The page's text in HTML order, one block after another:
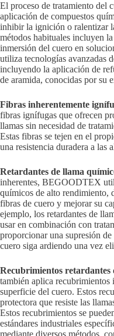
El proceso de tratamiento del
aplicación de compuestos
inhibir la ignición o ralentizar
métodos habituales incluyen
inmersión del cuero en
utiliza tecnologías avanzadas
incluyendo la aplicación de
de aramida, conocidas por su
Fibras inherentemente
fibras ignífugas que ofrecen
llamas sin necesidad de
Estas fibras se tejen en el
una resistencia duradera a las
Retardantes de llama
inherentes, BEGOODTEX
químicos de alto rendimiento,
fibras de cuero y mejorar su
ejemplo, los retardantes de
usar en combinación con
proporcionar una supresión
cuero siga ardiendo una vez
Recubrimientos retardantes
también aplica recubrimientos
superficie del cuero. Estos
protectora que resiste las
Estos recubrimientos se
estándares industriales
mediante diversos métodos,